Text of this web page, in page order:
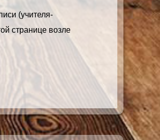
(учителя-
странице возле